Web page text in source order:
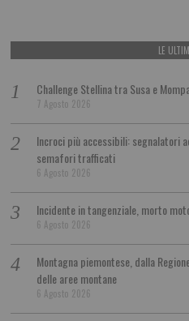
LE
Challenge Stellina tra Susa e
7 Agosto 2026
Incroci più accessibili: segnalatori
semafori trafficati
6 Agosto 2026
Incidente in tangenziale, morto
6 Agosto 2026
Montagna piemontese, dalla
delle aree montane
6 Agosto 2026